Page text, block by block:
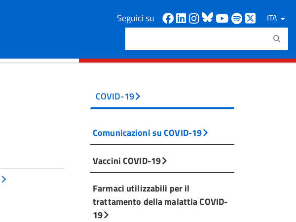
Seguici su Facebook
Linkedin
Instagram
Bluesky
Youtube
Spotify
ITA
Cerca
COVID-19
Comunicazioni su COVID-19
Vaccini COVID-19
Farmaci utilizzabili per il
trattamento della malattia COVID-
19